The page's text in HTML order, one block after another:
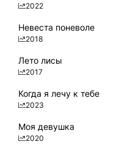
2022
Невеста поневоле
2018
Лето лисы
2017
Когда я лечу к тебе
2023
Моя девушка
2020